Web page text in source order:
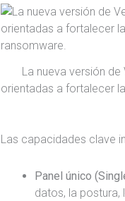
La nueva versión
orientadas a fortalecer
Las capacidades clave
Panel único
datos, la postura,